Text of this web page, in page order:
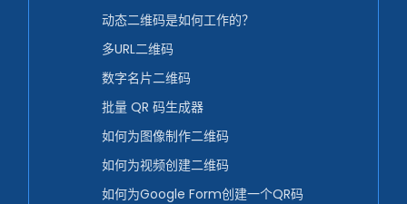
动态二维码是如何工作的？
多URL二维码
数字名片二维码
批量 QR 码生成器
如何为图像制作二维码
如何为视频创建二维码
如何为Google Form创建一个QR码